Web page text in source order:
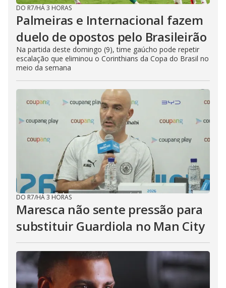
DO R7/HÁ 3 HORAS
Palmeiras e Internacional fazem
duelo de opostos pelo Brasileirão
Na partida deste domingo (9), time gaúcho pode repetir
escalação que eliminou o Corinthians da Copa do Brasil no
meio da semana
DO R7/HÁ 3 HORAS
Maresca não sente pressão para
substituir Guardiola no Man City